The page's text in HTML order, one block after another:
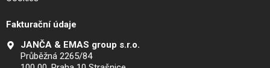
Fakturační údaje
JANČA & EMAS group s.r.o.
Průběžná 2265/84